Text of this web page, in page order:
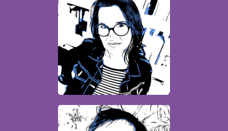
Anne
Conceptrice - Rédactrice
anne.carquain@quatrebis.fr